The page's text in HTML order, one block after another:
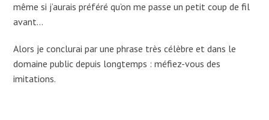
même si j’aurais préféré qu’on me passe un petit coup de fil
avant…
Alors je conclurai par une phrase très célèbre et dans le
domaine public depuis longtemps : méfiez-vous des
imitations.